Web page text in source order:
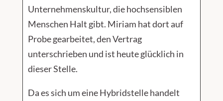
Unternehmenskultur, die hochsensiblen
Menschen Halt gibt. Miriam hat dort auf
Probe gearbeitet, den Vertrag
unterschrieben und ist heute glücklich in
dieser Stelle.
Da es sich um eine Hybridstelle handelt